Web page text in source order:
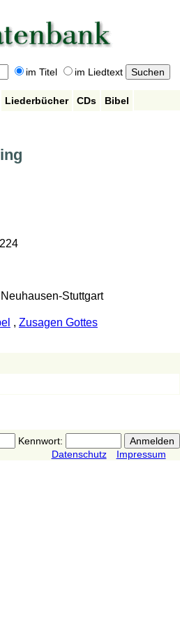
im Titel im Liedtext
Liederbücher CDs
Bibel
224
Stuttgart
, Zusagen Gottes
Kennwort:
Datenschutz
Impressum